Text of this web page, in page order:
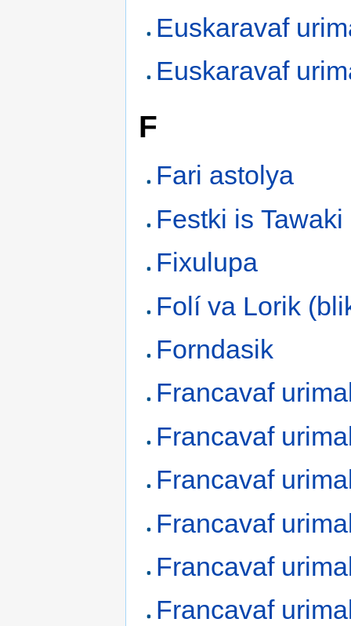
Euskaravaf
Euskaravaf
F
Fari astolya
Festki is Tawaki
Fixulupa
Folí va Lorik
Forndasik
Francavaf
Francavaf
Francavaf
Francavaf
Francavaf
Francavaf